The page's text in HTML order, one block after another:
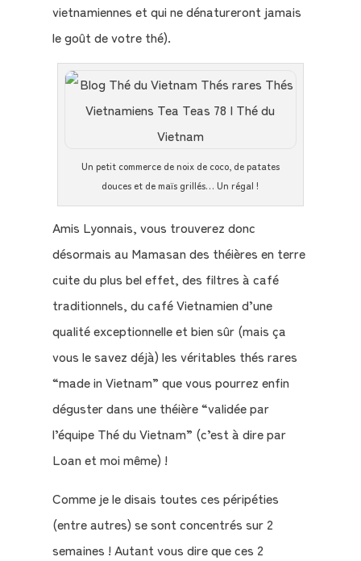
vietnamiennes et qui ne dénatureront jamais
le goût de votre thé).
Un petit commerce de noix de coco, de patates
douces et de maïs grillés… Un régal !
Amis Lyonnais, vous trouverez donc
désormais au Mamasan des théières en terre
cuite du plus bel effet, des filtres à café
traditionnels, du café Vietnamien d’une
qualité exceptionnelle et bien sûr (mais ça
vous le savez déjà) les véritables thés rares
“made in Vietnam” que vous pourrez enfin
déguster dans une théière “validée par
l’équipe Thé du Vietnam” (c’est à dire par
Loan et moi même) !
Comme je le disais toutes ces péripéties
(entre autres) se sont concentrés sur 2
semaines ! Autant vous dire que ces 2